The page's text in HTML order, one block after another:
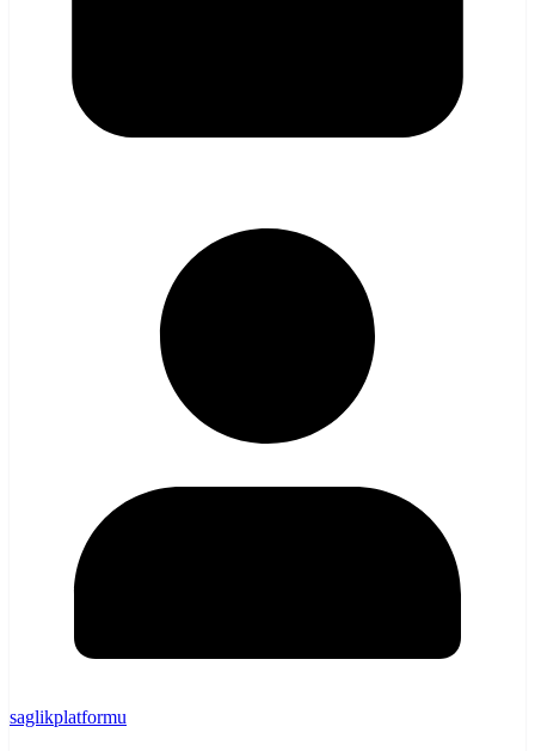
saglikplatformu